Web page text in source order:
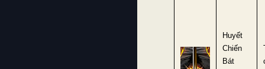
Huyết
Chiến
Bát